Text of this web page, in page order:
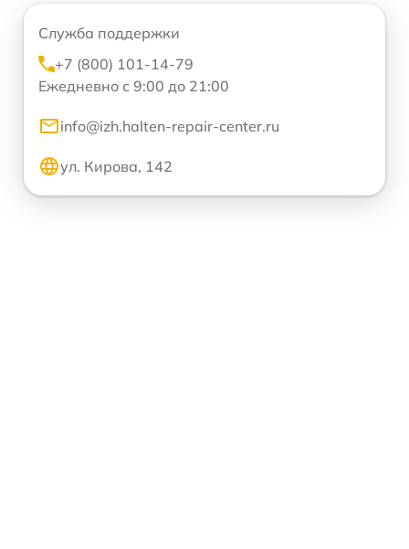
Служба поддержки
+7 (800) 101-14-79
Ежедневно с 9:00 до 21:00
info@izh.halten-repair-center.ru
ул. Кирова, 142